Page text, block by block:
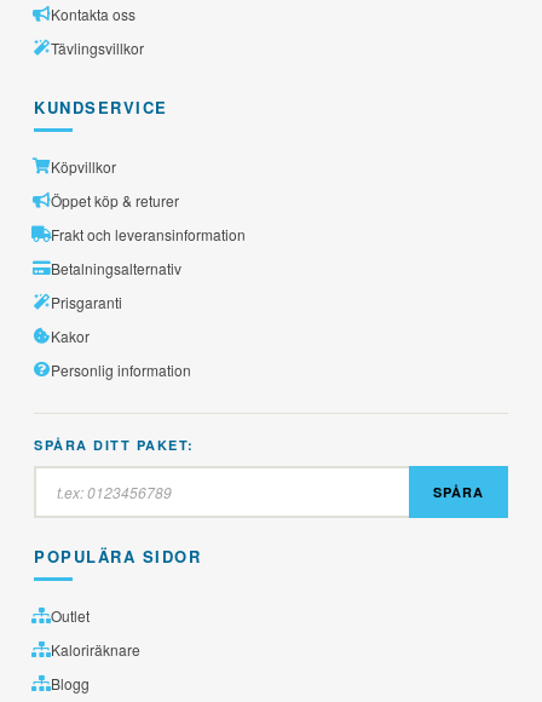
Kontakta oss
Tävlingsvillkor
KUNDSERVICE
Köpvillkor
Öppet köp & returer
Frakt och leveransinformation
Betalningsalternativ
Prisgaranti
Kakor
Personlig information
SPÅRA DITT PAKET:
SPÅRA
POPULÄRA SIDOR
Outlet
Kaloriräknare
Blogg